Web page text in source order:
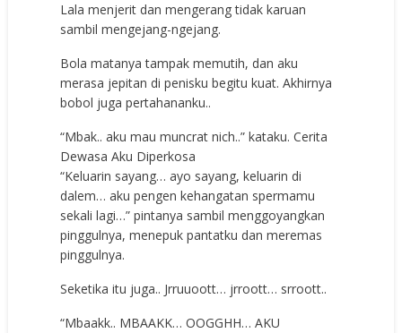
Lala menjerit dan mengerang tidak karuan
sambil mengejang-ngejang.
Bola matanya tampak memutih, dan aku
merasa jepitan di penisku begitu kuat. Akhirnya
bobol juga pertahananku..
“Mbak.. aku mau muncrat nich..” kataku. Cerita
Dewasa Aku Diperkosa
“Keluarin sayang… ayo sayang, keluarin di
dalem… aku pengen kehangatan spermamu
sekali lagi…” pintanya sambil menggoyangkan
pinggulnya, menepuk pantatku dan meremas
pinggulnya.
Seketika itu juga.. Jrruuoott… jrroott… srroott..
“Mbaakk.. MBAAKK… OOGGHH… AKU